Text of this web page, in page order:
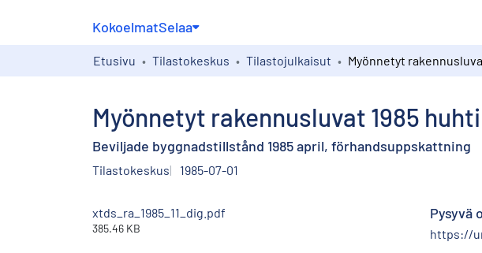
KokoelmatSelaa
Etusivu Tilastokeskus Tilastojulkaisut
Myönnetyt rakennusluvat 1985
Beviljade byggnadstillstånd 1985 april, förhandsuppskattning
Tilastokeskus 1985-07-01
xtds_ra_1985_11_dig.pdf
385.46 KB
Pysyvä
https://